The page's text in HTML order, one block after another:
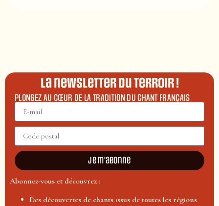
La newsletter du terroir !
PLONGEZ AU CŒUR DE LA TRADITION DU CHANT FRANÇAIS
Je m'abonne
Abonnez-vous et découvrez :
Des découvertes de chants issus de toutes les régions